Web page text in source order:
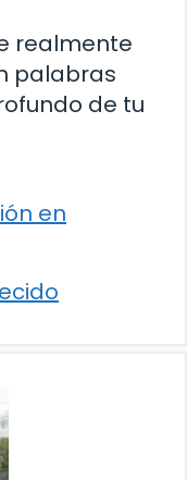
realmente
palabras
de tu
en